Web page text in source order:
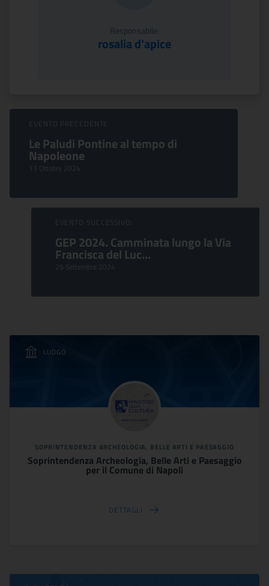
Responsabile:
rosalia d'apice
Sfoglia Eventi
EVENTO PRECEDENTE:
Le Paludi Pontine al tempo di
Napoleone
13 Ottobre 2024
EVENTO SUCCESSIVO:
GEP 2024. Camminata lungo la Via
Francisca del Luc...
29 Settembre 2024
LUOGO
SOPRINTENDENZA ARCHEOLOGIA, BELLE ARTI E PAESAGGIO
Soprintendenza Archeologia, Belle Arti e Paesaggio
per il Comune di Napoli
DETTAGLI